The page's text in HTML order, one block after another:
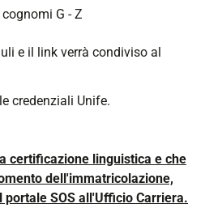
G - Z
e il link verrà condiviso al
credenziali Unife.
certificazione linguistica e che
dell'immatricolazione,
SOS all'Ufficio Carriera.